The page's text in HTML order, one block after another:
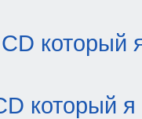
который
который я